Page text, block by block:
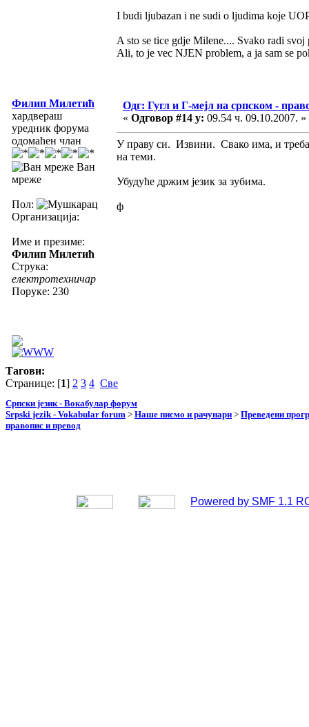
I budi ljubazan i ne sudi o ljudima koje
A sto se tice gdje Milene.... Svako radi
Ali, to je vec NJEN problem, a ja sam se
Филип Милетић
хардвераш
уредник форума
одомаћен члан
Ван
мреже
Пол:
Организација:
Име и презиме:
Филип Милетић
Струка:
електротехничар
Поруке: 230
Одг: Гугл и Г-мејл на српском -
« Одговор #14 у: 09.54 ч. 09.10.2007. »
У праву си. Извини. Свако има, и
на теми.
Убудуће држим језик за зубима.
ф
Тагови:
Странице: [1] 2 3 4 Све
Српски језик - Вокабулар форум
Srpski jezik - Vokabular forum > Наше писмо и рачунари > Преведени
правопис и превод
Powered by SMF 1.1